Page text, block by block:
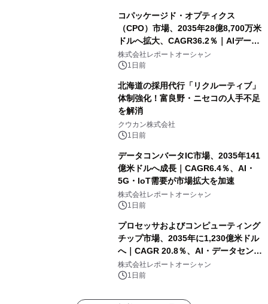
コパッケージド・オプティクス
（CPO）市場、2035年28億8,700万米
ドルへ拡大、CAGR36.2％｜AIデータ
センター・高速光通信需要が成長を加
速
株式会社レポートオーシャン
1日前
北海道の採用代行「リクルーティブ」
体制強化！富良野・ニセコの人手不足
を解消
クウカン株式会社
1日前
データコンバータIC市場、2035年141
億米ドルへ成長｜CAGR6.4％、AI・
5G・IoT需要が市場拡大を加速
株式会社レポートオーシャン
1日前
プロセッサおよびコンピューティング
チップ市場、2035年に1,230億米ドル
へ｜CAGR 20.8％、AI・データセンタ
ー需要が成長を牽引
株式会社レポートオーシャン
1日前